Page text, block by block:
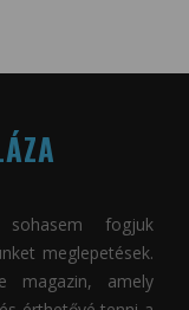
fogjuk
meglepetések.
magazin, amely